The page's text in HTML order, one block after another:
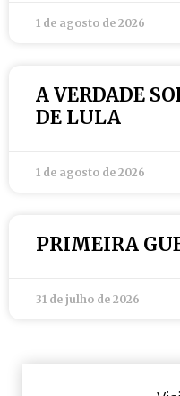
1 de agosto de 2026
A VERDADE
DE LULA
1 de agosto de 2026
PRIMEIRA
31 de julho de 2026